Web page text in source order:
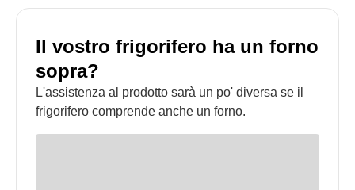
Il vostro frigorifero ha un forno
sopra?
L'assistenza al prodotto sarà un po' diversa se il
frigorifero comprende anche un forno.